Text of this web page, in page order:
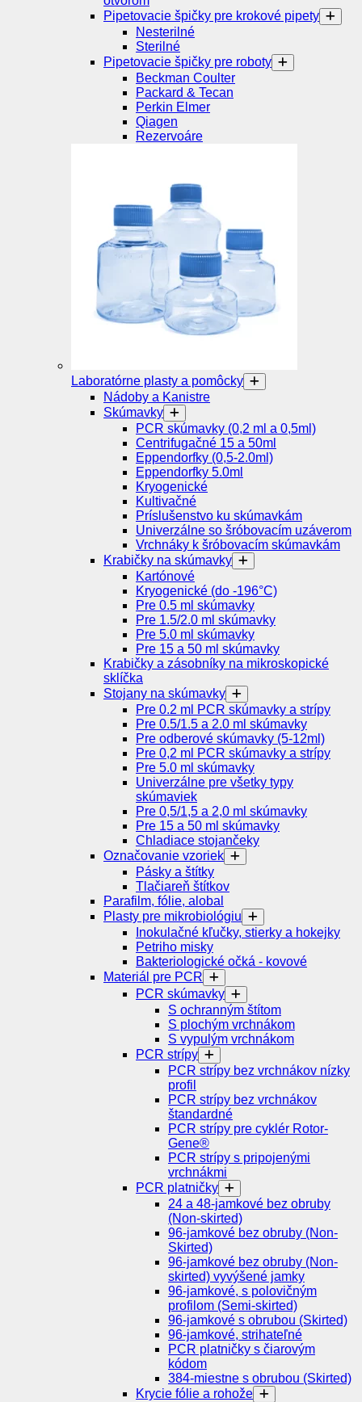
Pipetovacie špičky pre krokové pipety
Nesterilné
Sterilné
Pipetovacie špičky pre roboty
Beckman Coulter
Packard & Tecan
Perkin Elmer
Qiagen
Rezervoáre
Laboratórne plasty a pomôcky
Nádoby a Kanistre
Skúmavky
PCR skúmavky (0,2 ml a 0,5ml)
Centrifugačné 15 a 50ml
Eppendorfky (0,5-2.0ml)
Eppendorfky 5.0ml
Kryogenické
Kultivačné
Príslušenstvo ku skúmavkám
Univerzálne so šróbovacím uzáverom
Vrchnáky k šróbovacím skúmavkám
Krabičky na skúmavky
Kartónové
Kryogenické (do -196°C)
Pre 0.5 ml skúmavky
Pre 1.5/2.0 ml skúmavky
Pre 5.0 ml skúmavky
Pre 15 a 50 ml skúmavky
Krabičky a zásobníky na mikroskopické
sklíčka
Stojany na skúmavky
Pre 0.2 ml PCR skúmavky a strípy
Pre 0.5/1.5 a 2.0 ml skúmavky
Pre odberové skúmavky (5-12ml)
Pre 0,2 ml PCR skúmavky a strípy
Pre 5.0 ml skúmavky
Univerzálne pre všetky typy
skúmaviek
Pre 0,5/1,5 a 2,0 ml skúmavky
Pre 15 a 50 ml skúmavky
Chladiace stojančeky
Označovanie vzoriek
Pásky a štítky
Tlačiareň štítkov
Parafilm, fólie, alobal
Plasty pre mikrobiológiu
Inokulačné kľučky, stierky a hokejky
Petriho misky
Bakteriologické očká - kovové
Materiál pre PCR
PCR skúmavky
S ochranným štítom
S plochým vrchnákom
S vypulým vrchnákom
PCR strípy
PCR strípy bez vrchnákov nízky
profil
PCR strípy bez vrchnákov
štandardné
PCR strípy pre cyklér Rotor-
Gene®
PCR strípy s pripojenými
vrchnákmi
PCR platničky
24 a 48-jamkové bez obruby
(Non-skirted)
96-jamkové bez obruby (Non-
Skirted)
96-jamkové bez obruby (Non-
skirted) vyvýšené jamky
96-jamkové, s polovičným
profilom (Semi-skirted)
96-jamkové s obrubou (Skirted)
96-jamkové, strihateľné
PCR platničky s čiarovým
kódom
384-miestne s obrubou (Skirted)
Krycie fólie a rohože